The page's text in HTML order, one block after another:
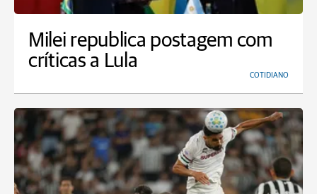
Milei republica postagem com
críticas a Lula
COTIDIANO